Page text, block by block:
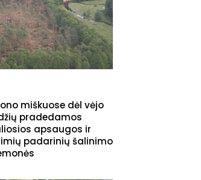
miškuose dėl vėjo
pradedamos
apsaugos ir
padarinių šalinimo